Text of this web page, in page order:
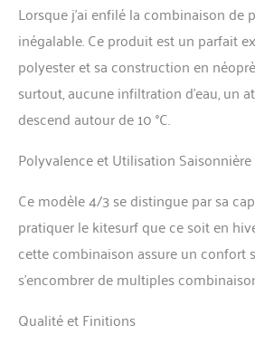
Lorsque j’ai enfilé la combinaison de
inégalable. Ce produit est un parfait
polyester et sa construction en
surtout, aucune infiltration d’eau,
descend autour de 10 °C.
Polyvalence et Utilisation Saisonnière
Ce modèle 4/3 se distingue par sa
pratiquer le kitesurf que ce soit en
cette combinaison assure un confort
s’encombrer de multiples
Qualité et Finitions